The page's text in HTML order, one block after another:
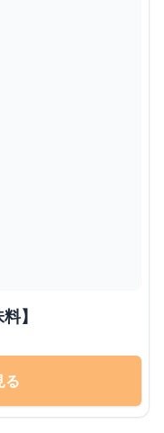
】
る